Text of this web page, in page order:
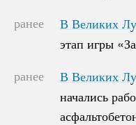
ранее
В Великих
этап игры
В Великих
этап игры
ранее
В Великих
начались
В Великих
начались